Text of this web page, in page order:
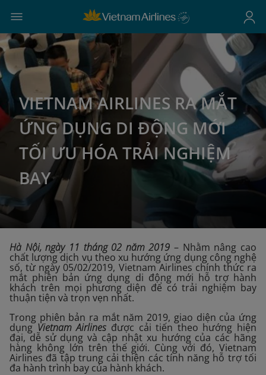
VIETNAM AIRLINES RA MẮT
ỨNG DỤNG DI ĐỘNG MỚI
TỐI ƯU HÓA TRẢI NGHIỆM
BAY
Hà Nội, ngày 11 tháng 02 năm 2019– Nhằm nâng cao
chất lượng dịch vụ theo xu hướng ứng dụng công nghệ
số, từ ngày 05/02/2019, Vietnam Airlines chính thức ra
mắt phiên bản ứng dụng di động mới hỗ trợ hành
khách trên mọi phương diện để có trải nghiệm bay
thuận tiện và trọn vẹn nhất.
Trong phiên bản ra mắt năm 2019, giao diện của ứng
dụngVietnam Airlines được cải tiến theo hướng hiện
đại, dễ sử dụng và cập nhật xu hướng của các hãng
hàng không lớn trên thế giới. Cùng với đó, Vietnam
Airlines đã tập trung cải thiện các tính năng hỗ trợ tối
đa hành trình bay của hành khách.